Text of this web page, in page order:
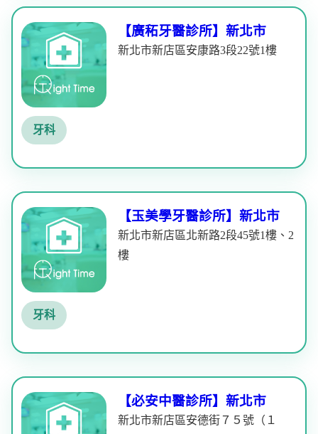
【廣䄷牙醫診所】新北市
新北市新店區安康路3段22號1樓
牙科
【玉美學牙醫診所】新北市
新北市新店區北新路2段45號1樓、2
樓
牙科
【必安中醫診所】新北市
新北市新店區安德街７５號（１